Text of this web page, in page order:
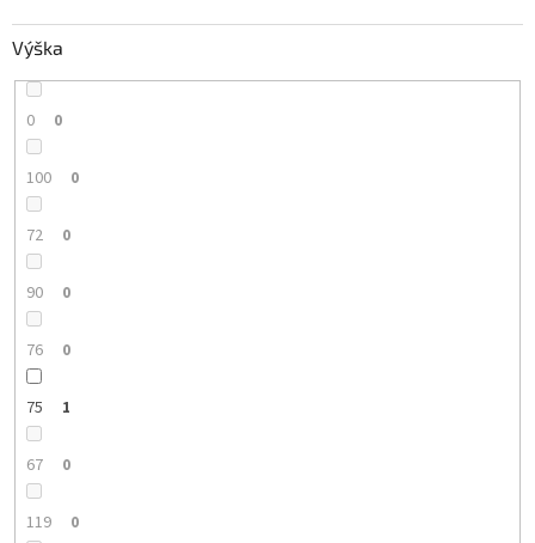
Výška
0 0
100 0
72 0
90 0
76 0
75 1
67 0
119 0